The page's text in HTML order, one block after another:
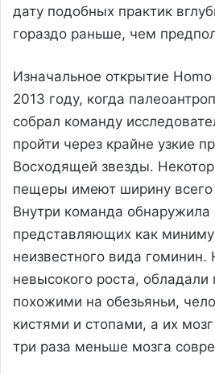
дату подобных практик
гораздо раньше, чем
Изначальное открытие
2013 году, когда
собрал команду
пройти через крайне узкие
Восходящей звезды.
пещеры имеют ширину всего
Внутри команда обнаружила
представляющих как
неизвестного вида
невысокого роста, обладали
похожими на обезьяньи,
кистями и стопами, а их
три раза меньше мозга